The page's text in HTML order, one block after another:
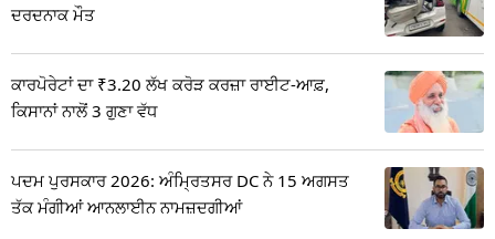
ਦਰਦਨਾਕ ਮੌਤ
ਕਾਰਪੋਰੇਟਾਂ ਦਾ ₹3.20 ਲੱਖ ਕਰੋੜ ਕਰਜ਼ਾ ਰਾਈਟ-ਆਫ਼,
ਕਿਸਾਨਾਂ ਨਾਲੋਂ 3 ਗੁਣਾ ਵੱਧ
ਪਦਮ ਪੁਰਸਕਾਰ 2026: ਅੰਮ੍ਰਿਤਸਰ DC ਨੇ 15 ਅਗਸਤ
ਤੱਕ ਮੰਗੀਆਂ ਆਨਲਾਈਨ ਨਾਮਜ਼ਦਗੀਆਂ